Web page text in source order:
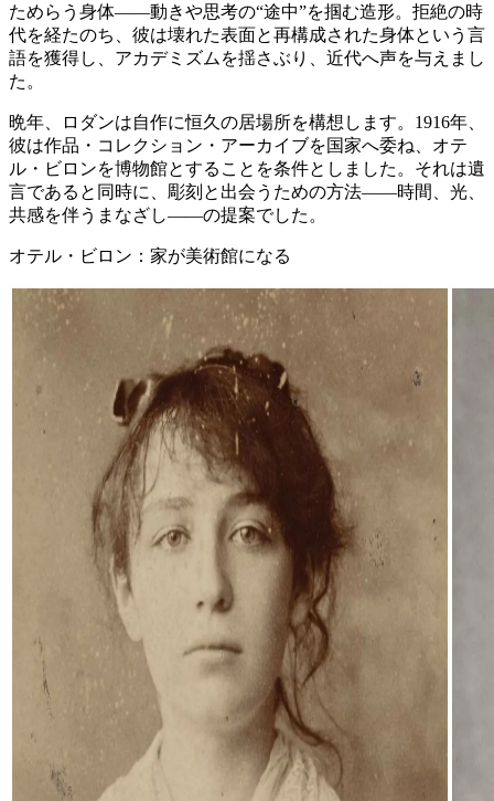
ためらう身体——動きや思考の“途中”を掴む造形。拒絶の時
代を経たのち、彼は壊れた表面と再構成された身体という言
語を獲得し、アカデミズムを揺さぶり、近代へ声を与えまし
た。
晩年、ロダンは自作に恒久の居場所を構想します。1916年、
彼は作品・コレクション・アーカイブを国家へ委ね、オテ
ル・ビロンを博物館とすることを条件としました。それは遺
言であると同時に、彫刻と出会うための方法——時間、光、
共感を伴うまなざし——の提案でした。
オテル・ビロン：家が美術館になる